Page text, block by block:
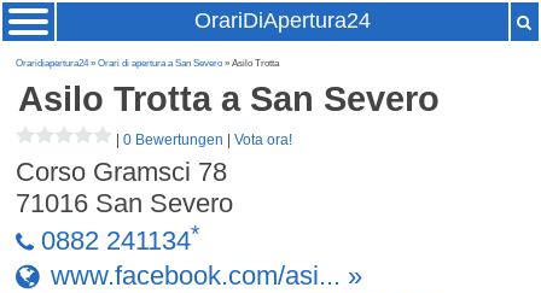
OrariDiApertura24
Oraridiapertura24»Orari di apertura a San Severo » Asilo Trotta
Asilo Trottaa San Severo
|0 Bewertungen |Vota ora!
Corso Gramsci 78
71016 San Severo
0882 241134*
www.facebook.com/asi... »